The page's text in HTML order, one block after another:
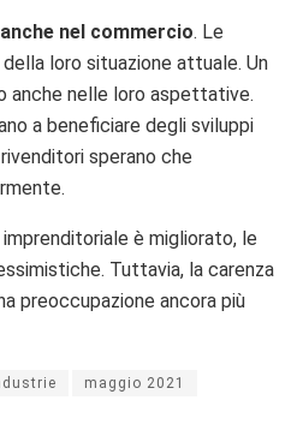
anche nel commercio. Le
loro situazione attuale. Un
nelle loro aspettative.
a beneficiare degli sviluppi
sperano che
imprenditoriale è migliorato, le
Tuttavia, la carenza
preoccupazione ancora più
maggio 2021